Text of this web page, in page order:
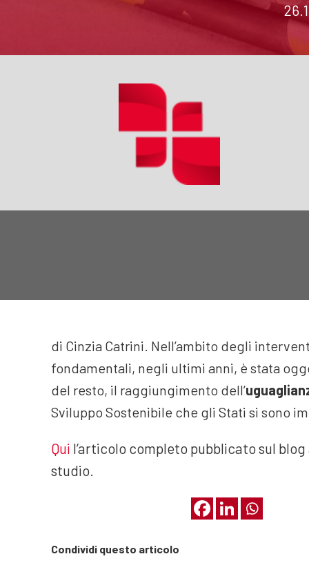
di Cinzia Catrini. Nell’ambito degli
fondamentali, negli ultimi anni, è stata
del resto, il raggiungimento dell’
Sviluppo Sostenibile che gli Stati si sono
Qui l’articolo completo pubblicato sul
studio.
Condividi questo articolo